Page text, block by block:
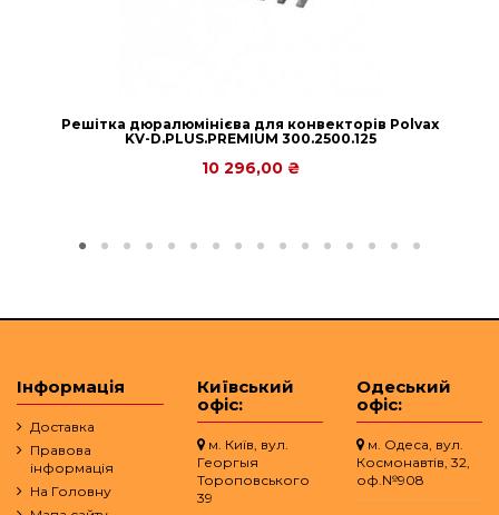
Решітка дюралюмінієва для конвекторів Рolvax
KV-D.PLUS.PREMIUM 300.2500.125
10 296,00 ₴
Інформація
Доставка
Правова
інформація
На Головну
Київський
офіс:
м. Київ, вул.
Георгыя
Тороповського
39
Одеський
офіс:
м. Одеса, вул.
Космонавтів, 32,
оф.№908